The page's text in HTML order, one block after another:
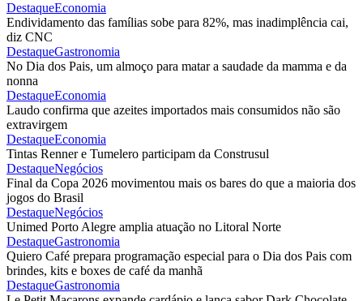
DestaqueEconomia
Endividamento das famílias sobe para 82%, mas inadimplência cai,
diz CNC
DestaqueGastronomia
No Dia dos Pais, um almoço para matar a saudade da mamma e da
nonna
DestaqueEconomia
Laudo confirma que azeites importados mais consumidos não são
extravirgem
DestaqueEconomia
Tintas Renner e Tumelero participam da Construsul
DestaqueNegócios
Final da Copa 2026 movimentou mais os bares do que a maioria dos
jogos do Brasil
DestaqueNegócios
Unimed Porto Alegre amplia atuação no Litoral Norte
DestaqueGastronomia
Quiero Café prepara programação especial para o Dia dos Pais com
brindes, kits e boxes de café da manhã
DestaqueGastronomia